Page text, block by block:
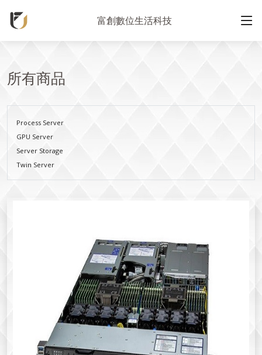
富創數位生活科技
所有商品
Process Server
GPU Server
Server Storage
Twin Server